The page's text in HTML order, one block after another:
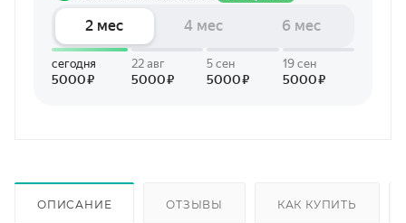
ОПИСАНИЕ ОТЗЫВЫ КАК КУПИТЬ